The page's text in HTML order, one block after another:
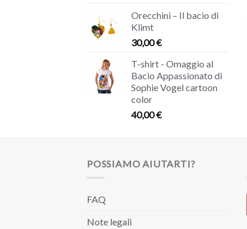
Orecchini – Il bacio di
Klimt
30,00€
T-shirt - Omaggio al
Bacio Appassionato di
Sophie Vogel cartoon
color
40,00€
POSSIAMO AIUTARTI?
FAQ
Note legali